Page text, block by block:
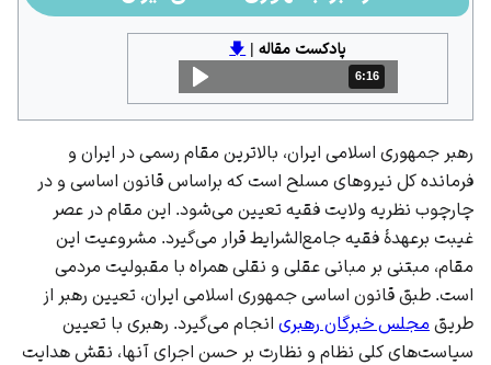
پادکست مقاله|
🡇
مدت: 6 دقیقه و 16 ثانیه
6:16
رهبر جمهوری اسلامی ایران، بالاترین مقام رسمی در ایران و
فرمانده کل نیروهای مسلح است که براساس قانون اساسی و در
چارچوب نظریه ولایت فقیه تعیین می‌شود. این مقام در عصر
غیبت برعهدهٔ فقیه جامع‌الشرایط قرار می‌گیرد. مشروعیت این
مقام، مبتنی بر مبانی عقلی و نقلی همراه با مقبولیت مردمی
است. طبق قانون اساسی جمهوری اسلامی ایران، تعیین رهبر از
طریق مجلس خبرگان رهبری انجام می‌گیرد. رهبری با تعیین
سیاست‌های کلی نظام و نظارت بر حسن اجرای آنها، نقش هدایت